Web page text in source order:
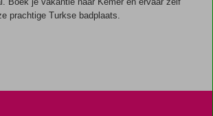
prachtige Turkse badplaats.